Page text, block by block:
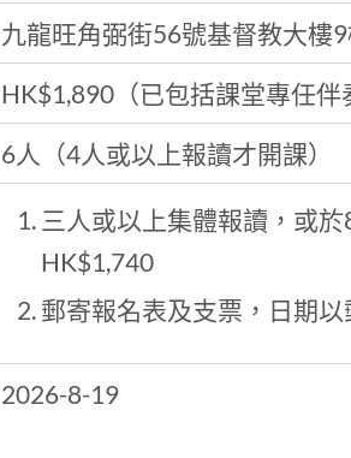
九龍旺角弼街56號基督教大樓
HK$1,890（已包括課堂專任伴
6人（4人或以上報讀才開課）
三人或以上集體報讀，或
HK$1,740
郵寄報名表及支票，日期
2026-8-19